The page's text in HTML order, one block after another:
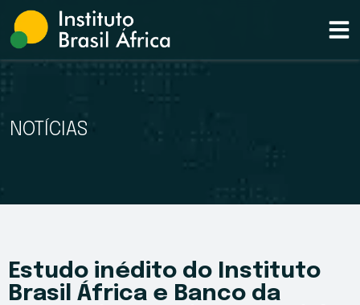
NOTÍCIAS
Estudo inédito do Instituto
Brasil África e Banco da